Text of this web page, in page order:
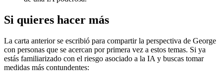
Si quieres hacer más
La carta anterior se escribió para compartir la perspectiva de George
con personas que se acercan por primera vez a estos temas. Si ya
estás familiarizado con el riesgo asociado a la IA y buscas tomar
medidas más contundentes: